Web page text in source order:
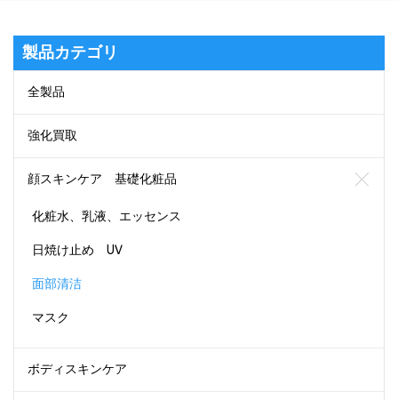
製品カテゴリ
全製品
強化買取
顔スキンケア 基礎化粧品
化粧水、乳液、エッセンス
日焼け止め UV
面部清洁
マスク
ボディスキンケア